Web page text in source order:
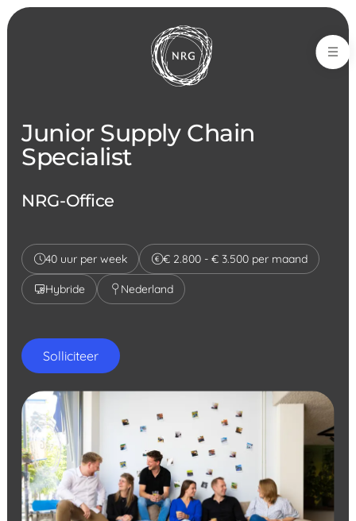
Junior Supply Chain
Specialist
NRG-Office
40 uur per week € 2.800 - € 3.500 per maand
Hybride Nederland
Solliciteer